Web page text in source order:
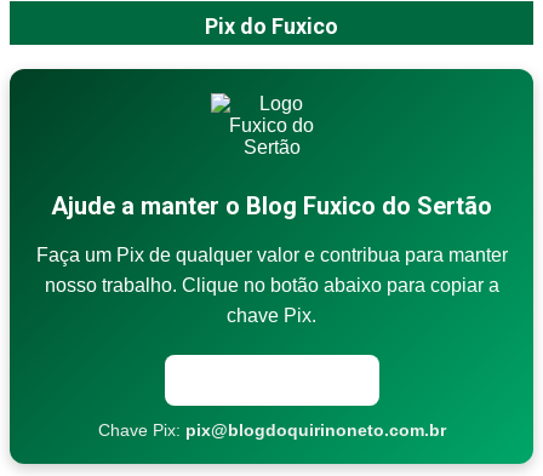
Pix do Fuxico
Ajude a manter o Blog Fuxico do Sertão
Faça um Pix de qualquer valor e contribua para manter
nosso trabalho. Clique no botão abaixo para copiar a
chave Pix.
Chave Pix: pix@blogdoquirinoneto.com.br